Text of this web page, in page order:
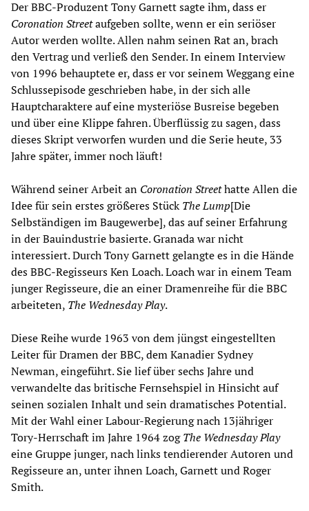
Der BBC-Produzent Tony Garnett sagte ihm, dass er
Coronation Streetaufgeben sollte, wenn er ein seriöser
Autor werden wollte. Allen nahm seinen Rat an, brach
den Vertrag und verließ den Sender. In einem Interview
von 1996 behauptete er, dass er vor seinem Weggang eine
Schlussepisode geschrieben habe, in der sich alle
Hauptcharaktere auf eine mysteriöse Busreise begeben
und über eine Klippe fahren. Überflüssig zu sagen, dass
dieses Skript verworfen wurden und die Serie heute, 33
Jahre später, immer noch läuft!
Während seiner Arbeit an Coronation Streethatte Allen die
Idee für sein erstes größeres StückThe Lump[Die
Selbständigen im Baugewerbe], das auf seiner Erfahrung
in der Bauindustrie basierte. Granada war nicht
interessiert. Durch Tony Garnett gelangte es in die Hände
des BBC-Regisseurs Ken Loach. Loach war in einem Team
junger Regisseure, die an einer Dramenreihe für die BBC
arbeiteten, The Wednesday Play.
Diese Reihe wurde 1963 von dem jüngst eingestellten
Leiter für Dramen der BBC, dem Kanadier Sydney
Newman, eingeführt. Sie lief über sechs Jahre und
verwandelte das britische Fernsehspiel in Hinsicht auf
seinen sozialen Inhalt und sein dramatisches Potential.
Mit der Wahl einer Labour-Regierung nach 13jähriger
Tory-Herrschaft im Jahre 1964 zogThe Wednesday Play
eine Gruppe junger, nach links tendierender Autoren und
Regisseure an, unter ihnen Loach, Garnett und Roger
Smith.